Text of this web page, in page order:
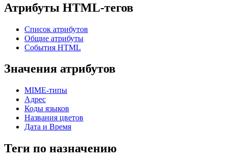
Атрибуты HTML-тегов
Список атрибутов
Общие атрибуты
События HTML
Значения атрибутов
MIME-типы
Адрес
Коды языков
Названия цветов
Дата и Время
Теги по назначению